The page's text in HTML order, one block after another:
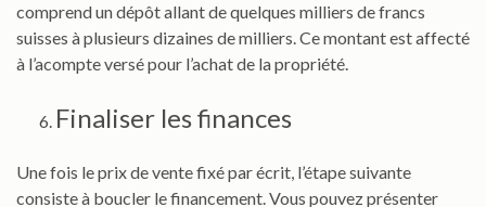
comprend un dépôt allant de quelques milliers de francs
suisses à plusieurs dizaines de milliers. Ce montant est affecté
à l’acompte versé pour l’achat de la propriété.
Finaliser les finances
Une fois le prix de vente fixé par écrit, l’étape suivante
consiste à boucler le financement. Vous pouvez présenter